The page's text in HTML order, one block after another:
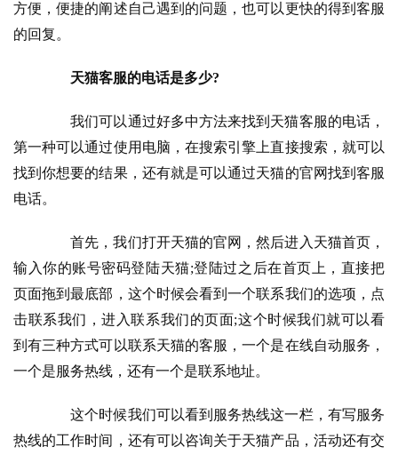
方便，便捷的阐述自己遇到的问题，也可以更快的得到客服
的回复。
天猫客服的电话是多少?
我们可以通过好多中方法来找到天猫客服的电话，
第一种可以通过使用电脑，在搜索引擎上直接搜索，就可以
找到你想要的结果，还有就是可以通过天猫的官网找到客服
电话。
首先，我们打开天猫的官网，然后进入天猫首页，
输入你的账号密码登陆天猫;登陆过之后在首页上，直接把
页面拖到最底部，这个时候会看到一个联系我们的选项，点
击联系我们，进入联系我们的页面;这个时候我们就可以看
到有三种方式可以联系天猫的客服，一个是在线自动服务，
一个是服务热线，还有一个是联系地址。
这个时候我们可以看到服务热线这一栏，有写服务
热线的工作时间，还有可以咨询关于天猫产品，活动还有交